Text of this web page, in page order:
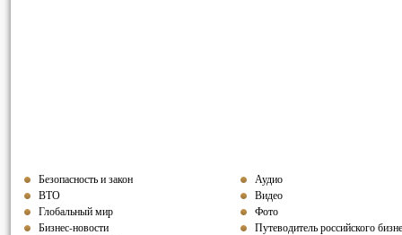
Безопасность и закон
ВТО
Глобальный мир
Бизнес-новости
Аудио
Видео
Фото
Путеводитель российского